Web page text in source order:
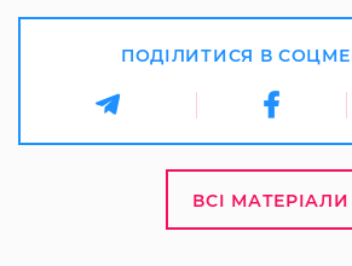
ПОДІЛИТИСЯ В
ВСІ МАТЕРІАЛИ